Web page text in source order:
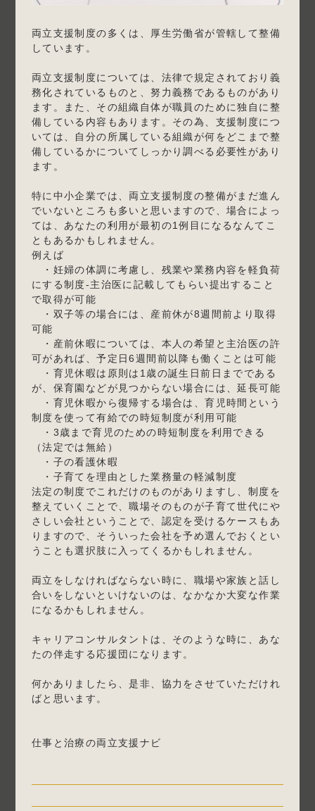
両立支援制度の多くは、厚生労働省が管轄して整備
しています。
両立支援制度については、法律で規定されており義
務化されているものと、努力義務であるものがあり
ます。また、その組織自体が職員のために独自に整
備している内容もあります。その為、支援制度につ
いては、自分の所属している組織が何をどこまで整
備しているかについてしっかり調べる必要性があり
ます。
特に中小企業では、両立支援制度の整備がまだ進ん
でいないところも多いと思いますので、場合によっ
ては、あなたの利用が最初の1例目になるなんてこ
ともあるかもしれません。
例えば
・妊婦の体調に考慮し、残業や業務内容を軽負荷
にする制度-主治医に記載してもらい提出すること
で取得が可能
・双子等の場合には、産前休が8週間前より取得
可能
・産前休暇については、本人の希望と主治医の許
可があれば、予定日6週間前以降も働くことは可能
・育児休暇は原則は1歳の誕生日前日までである
が、保育園などが見つからない場合には、延長可能
・育児休暇から復帰する場合は、育児時間という
制度を使って有給での時短制度が利用可能
・3歳まで育児のための時短制度を利用できる
（法定では無給）
・子の看護休暇
・子育てを理由とした業務量の軽減制度
法定の制度でこれだけのものがありますし、制度を
整えていくことで、職場そのものが子育て世代にや
さしい会社ということで、認定を受けるケースもあ
りますので、そういった会社を予め選んでおくとい
うことも選択肢に入ってくるかもしれません。
両立をしなければならない時に、職場や家族と話し
合いをしないといけないのは、なかなか大変な作業
になるかもしれません。
キャリアコンサルタントは、そのような時に、あな
たの伴走する応援団になります。
何かありましたら、是非、協力をさせていただけれ
ばと思います。
仕事と治療の両立支援ナビ